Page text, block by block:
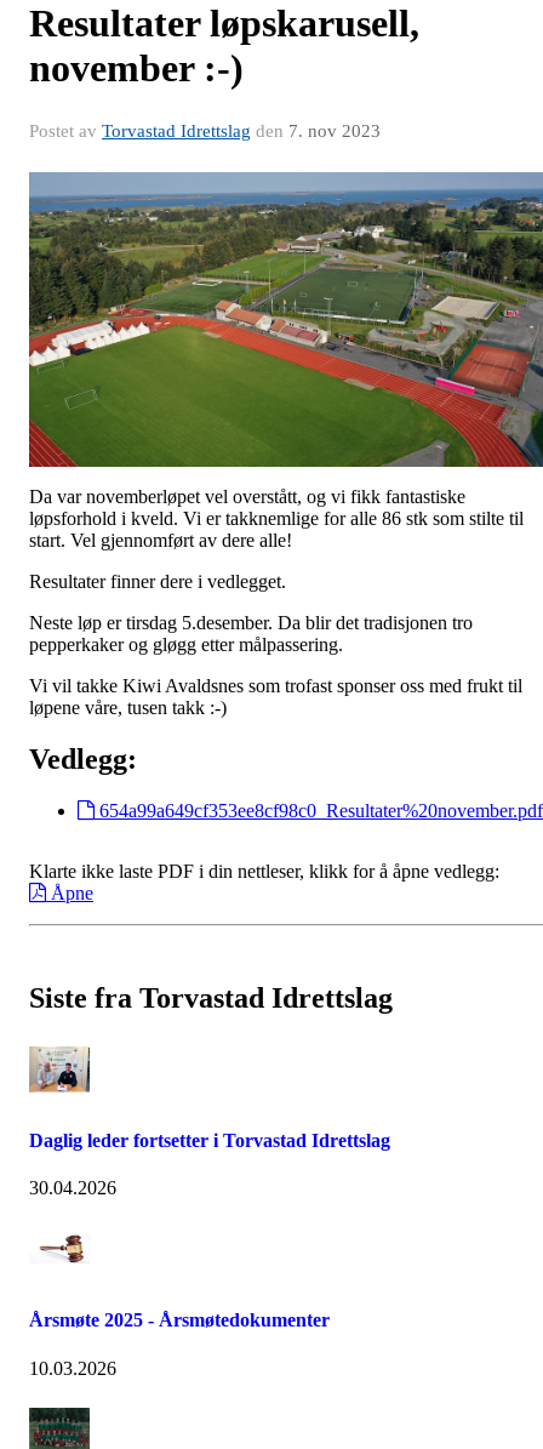
Resultater løpskarusell,
november :-)
Postet av Torvastad Idrettslag den 7. nov 2023
Da var novemberløpet vel overstått, og vi fikk fantastiske
løpsforhold i kveld. Vi er takknemlige for alle 86 stk som stilte til
start. Vel gjennomført av dere alle!
Resultater finner dere i vedlegget.
Neste løp er tirsdag 5.desember. Da blir det tradisjonen tro
pepperkaker og gløgg etter målpassering.
Vi vil takke Kiwi Avaldsnes som trofast sponser oss med frukt til
løpene våre, tusen takk :-)
Vedlegg:
654a99a649cf353ee8cf98c0_Resultater%20november.pdf
Klarte ikke laste PDF i din nettleser, klikk for å åpne vedlegg:
Åpne
Siste fra Torvastad Idrettslag
Daglig leder fortsetter i Torvastad Idrettslag
30.04.2026
Årsmøte 2025 - Årsmøtedokumenter
10.03.2026